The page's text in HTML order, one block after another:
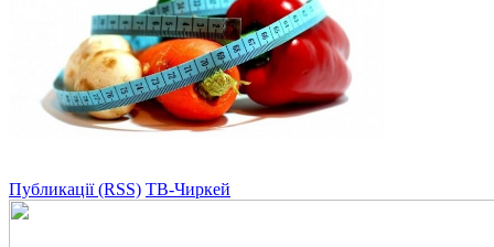
Публикації (RSS) ТВ-Чиркей